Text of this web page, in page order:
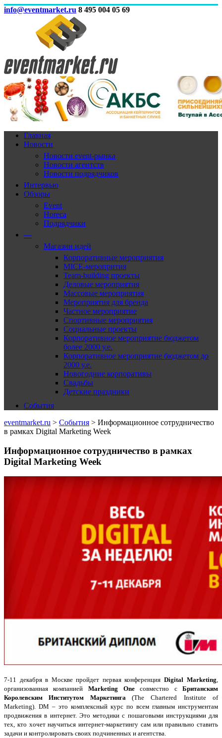
info@eventmarket.ru 8 495 004 05 69
Главная
Новости
Новости event-рынка
Новости агентств
Новости подрядчиков
Интервью
Обзоры
Event
Horeca
Подрядчики
—
Магазин идей
Корпоративные мероприятия
MICE-меропрития
Team-building проекты
Деловые мероприятия
Массовые мероприятия
Мероприятия для бренда
Частное мероприятие
Спортивные мероприятия
Социальные проекты
Корпоративное мероприятие бюджетом
более 2000 у.е.
Корпоративное мероприятие бюджетом до
2000 у.е.
Новогодние корпоративы
Свадьбы
Детские праздники
События
eventmarket.ru > События > Информационное сотрудничество
в рамках Digital Marketing Week
Информационное сотрудничество в рамках
Digital Marketing Week
7-11 декабря в Москве пройдет первая конференция Digital Marketing,
организованная компанией Marketing One совместно сБританским
Королевским Институтом Маркетинга(The Chartered Institute
of
Marketing). DM – это комплексный курс по всем главным инструментам
продвижения в интернет. Это методики с пошаговыми инструкциями для
тех, кто хочет научиться интернет-маркетингу сам или правильно ставить
задачи и контролировать своих подчиненных и агентства.